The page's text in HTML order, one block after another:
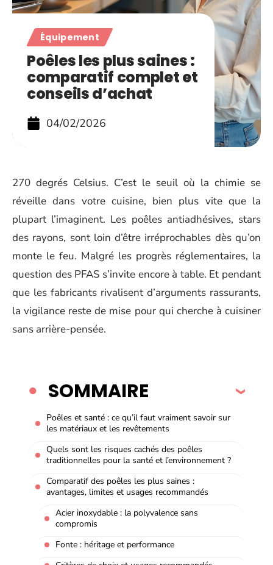
Équipement
Poêles les plus saines :
comparatif complet et
conseils d’achat
04/02/2026
270 degrés Celsius. C’est le seuil où la chimie se
réveille dans votre cuisine, bien plus vite que la
plupart l’imaginent. Les poêles antiadhésives, stars
des rayons, sont loin d’être irréprochables dès qu’on
monte le feu. Malgré les progrès réglementaires, la
question des PFAS s’invite encore à table. Et pendant
que les fabricants rivalisent d’arguments rassurants,
la vigilance reste de mise pour qui cherche à cuisiner
sans arrière-pensée.
SOMMAIRE
Poêles et santé : ce qu’il faut vraiment savoir sur
les matériaux et les revêtements
Quels sont les risques cachés des poêles
traditionnelles pour la santé et l’environnement ?
Comparatif des poêles les plus saines :
avantages, limites et usages recommandés
Acier inoxydable : la polyvalence sans
compromis
Fonte : héritage et performance